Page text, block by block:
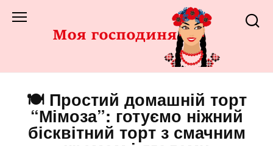
до
🍽️ Простий домашній торт
“Мімоза”: готуємо ніжний
бісквітний торт з смачним